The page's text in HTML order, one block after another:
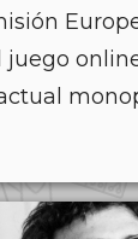
juego